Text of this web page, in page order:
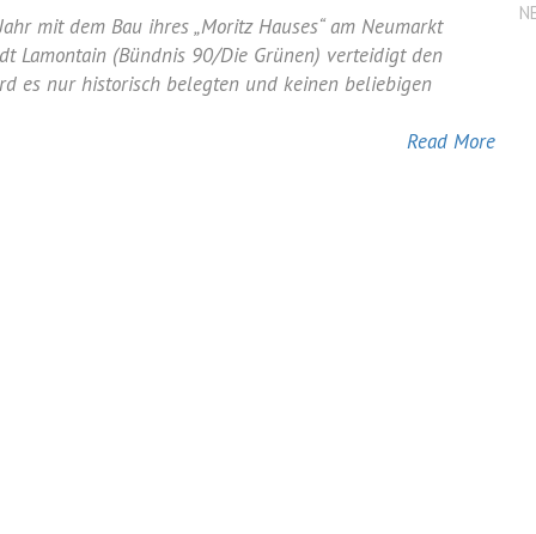
mit dem Bau ihres „Moritz Hauses“ am Neumarkt
Lamontain (Bündnis 90/Die Grünen) verteidigt den
es nur historisch belegten und keinen beliebigen
Read More